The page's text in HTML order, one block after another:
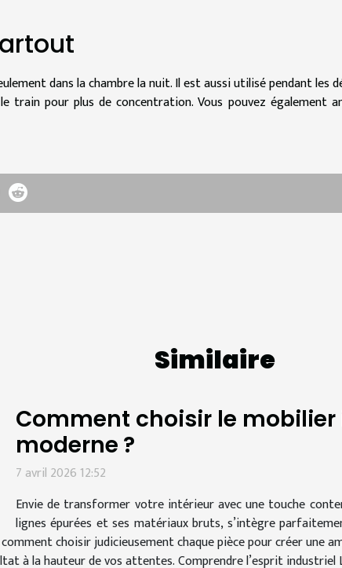
dans la chambre la nuit. Il est aussi utilisé pendant les
train pour plus de concentration. Vous pouvez également
Similaire
Comment choisir le
moderne ?
7 avril 2026 12:52
Envie de transformer votre intérieur avec une touche
lignes épurées et ses matériaux bruts, s’intègre
choisir judicieusement chaque pièce pour créer une
à la hauteur de vos attentes. Comprendre l’esprit